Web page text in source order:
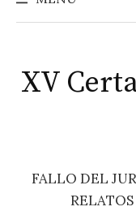
XV
FALLO DEL